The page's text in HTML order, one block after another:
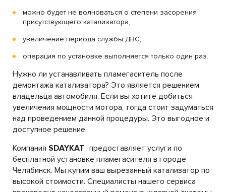
можно будет не волноваться о степени засорения
присутствующего катализатора;
увеличение периода службы ДВС;
операция по установке выполняется только один раз.
Нужно ли устанавливать пламегаситель после
демонтажа катализатора? Это является решением
владельца автомобиля. Если вы хотите добиться
увеличения мощности мотора, тогда стоит задуматься
над проведением данной процедуры. Это выгодное и
доступное решение.
Компания SDAYKAT предоставляет услуги по
бесплатной установке пламегасителя в городе
Челябинск. Мы купим ваш вырезанный катализатор по
высокой стоимости. Специалисты нашего сервиса